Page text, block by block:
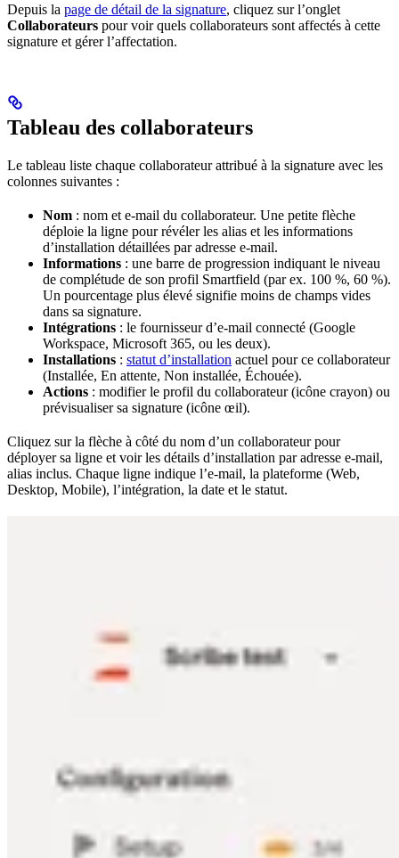
Depuis la page de détail de la signature, cliquez sur l’onglet
Collaborateurs pour voir quels collaborateurs sont affectés à cette
signature et gérer l’affectation.
Tableau des collaborateurs
Le tableau liste chaque collaborateur attribué à la signature avec les
colonnes suivantes :
Nom : nom et e-mail du collaborateur. Une petite flèche
déploie la ligne pour révéler les alias et les informations
d’installation détaillées par adresse e-mail.
Informations : une barre de progression indiquant le niveau
de complétude de son profil Smartfield (par ex. 100 %, 60 %).
Un pourcentage plus élevé signifie moins de champs vides
dans sa signature.
Intégrations : le fournisseur d’e-mail connecté (Google
Workspace, Microsoft 365, ou les deux).
Installations : statut d’installation actuel pour ce collaborateur
(Installée, En attente, Non installée, Échouée).
Actions : modifier le profil du collaborateur (icône crayon) ou
prévisualiser sa signature (icône œil).
Cliquez sur la flèche à côté du nom d’un collaborateur pour
déployer sa ligne et voir les détails d’installation par adresse e-mail,
alias inclus. Chaque ligne indique l’e-mail, la plateforme (Web,
Desktop, Mobile), l’intégration, la date et le statut.